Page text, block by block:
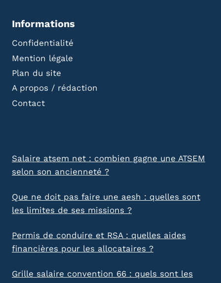
Informations
Confidentialité
Mention légale
Plan du site
A propos / rédaction
Contact
Salaire atsem net : combien gagne une ATSEM
selon son ancienneté ?
Que ne doit pas faire une aesh : quelles sont
les limites de ses missions ?
Permis de conduire et RSA : quelles aides
financières pour les allocataires ?
Grille salaire convention 66 : quels sont les